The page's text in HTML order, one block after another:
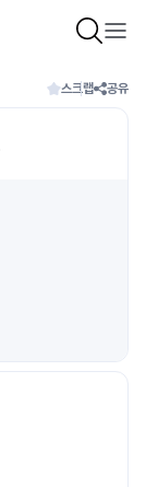
스크랩 공유